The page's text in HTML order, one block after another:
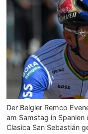
Der Belgier Remco
am Samstag in Spanien
Clasica San Sebastián